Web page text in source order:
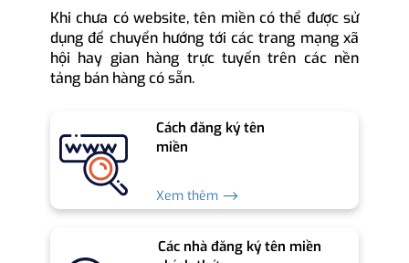
Khi chưa có website, tên miền có thể được sử
dụng để chuyển hướng tới các trang mạng xã
hội hay gian hàng trực tuyến trên các nền
tảng bán hàng có sẵn.
Cách đăng ký tên
miền
Xem thêm ⟶
Các nhà đăng ký tên miền